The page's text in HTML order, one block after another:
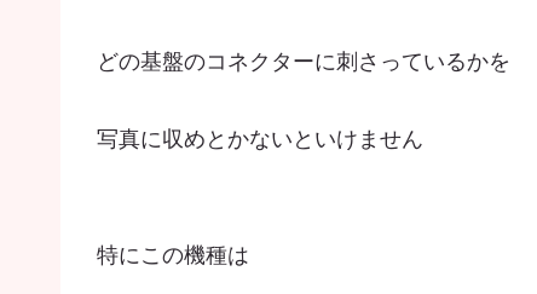
どの基盤のコネクターに刺さっているかを
写真に収めとかないといけません
特にこの機種は